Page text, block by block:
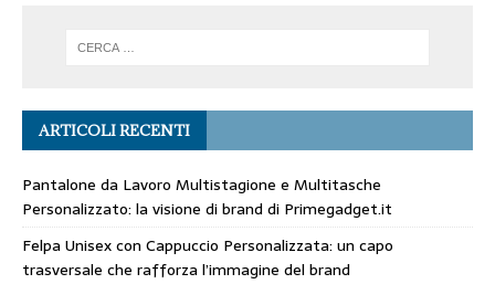
ARTICOLI RECENTI
Pantalone da Lavoro Multistagione e Multitasche
Personalizzato: la visione di brand di Primegadget.it
Felpa Unisex con Cappuccio Personalizzata: un capo
trasversale che rafforza l’immagine del brand